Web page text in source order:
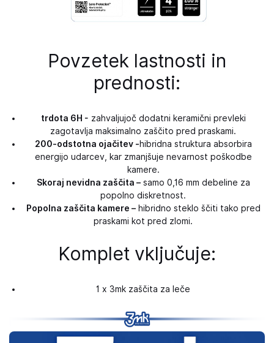
Povzetek lastnosti in
prednosti:
trdota 6H - zahvaljujoč dodatni keramični prevleki
zagotavlja maksimalno zaščito pred praskami.
200-odstotna ojačitev -hibridna struktura absorbira
energijo udarcev, kar zmanjšuje nevarnost poškodbe
kamere.
Skoraj nevidna zaščita –samo 0,16 mm debeline za
popolno diskretnost.
Popolna zaščita kamere –hibridno steklo ščiti tako pred
praskami kot pred zlomi.
Komplet vključuje:
1 x 3mk zaščita za leče